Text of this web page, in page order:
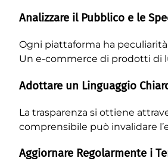
Analizzare il Pubblico e le
Ogni piattaforma ha
Un e-commerce di prodotti di
Adottare un Linguaggio
La trasparenza si ottiene
comprensibile può invalidare
Aggiornare Regolarmente i